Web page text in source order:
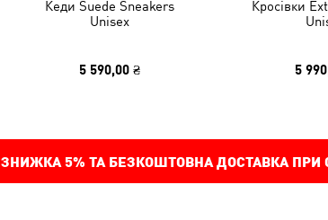
Кеди Suede Sneakers
Unisex
5 590,00 ₴
Кросівки
5
ЗНИЖКА 5% ТА БЕЗКОШТОВНА ДОСТАВКА ПРИ